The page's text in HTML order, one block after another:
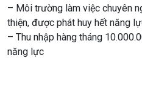
– Môi trường làm việc chuyên
thiện, được phát huy hết năng
– Thu nhập hàng tháng
năng lực